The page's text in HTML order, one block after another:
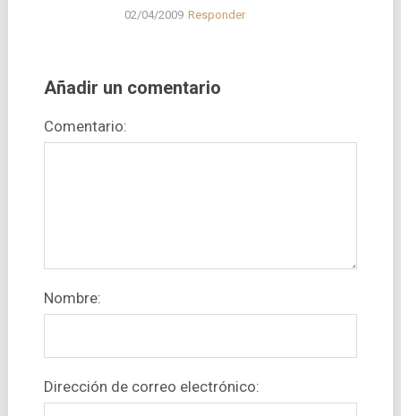
02/04/2009 Responder
Añadir un comentario
Comentario:
Nombre:
Dirección de correo electrónico: